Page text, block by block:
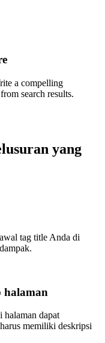
a compelling
search results.
yang
tag title Anda di
halaman
halaman dapat
memiliki deskripsi